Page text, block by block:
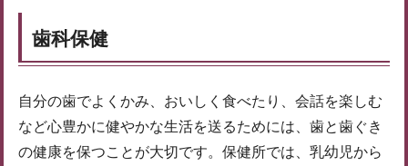
歯科保健
自分の歯でよくかみ、おいしく食べたり、会話を楽しむ
など心豊かに健やかな生活を送るためには、歯と歯ぐき
の健康を保つことが大切です。保健所では、乳幼児から